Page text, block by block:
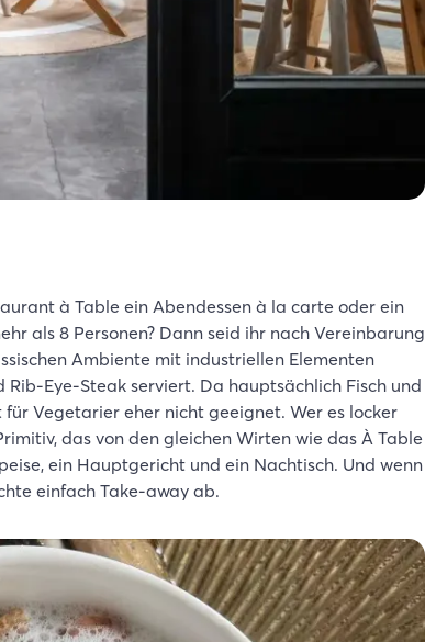
à Table ein Abendessen à la carte oder ein
als 8 Personen? Dann seid ihr nach Vereinbarung
Ambiente mit industriellen Elementen
Eye-Steak serviert. Da hauptsächlich Fisch und
Vegetarier eher nicht geeignet. Wer es locker
das von den gleichen Wirten wie das À Table
ein Hauptgericht und ein Nachtisch. Und wenn
einfach Take-away ab.